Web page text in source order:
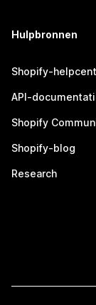
Hulpbronnen
Shopify-
API-
Shopify
Shopify-blog
Research